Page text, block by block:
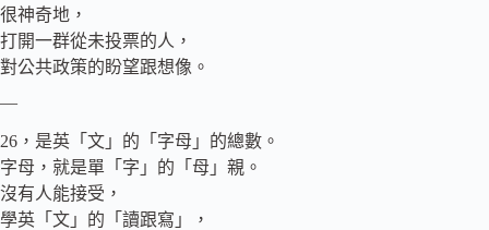
很神奇地，
打開一群從未投票的人，
對公共政策的盼望跟想像。
—
26，是英「文」的「字母」的總數。
字母，就是單「字」的「母」親。
沒有人能接受，
學英「文」的「讀跟寫」，